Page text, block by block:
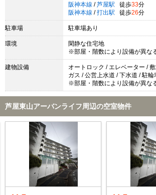
阪神本線 / 芦屋駅 徒歩33分
阪神本線 / 打出駅 徒歩26分
駐車場 駐車場あり
環境
閑静な住宅地
※部屋・階数により設備が異な
建物設備
オートロック / エレベーター /
ガス / 公営上水道 / 下水道 / 駐輪
※部屋・階数により設備が異な
芦屋東山アーバンライフ周辺の空室物件